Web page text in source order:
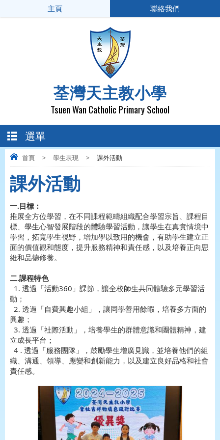
荃灣天主教小學
Tsuen Wan Catholic Primary School
主頁 聯絡我們
選單
首頁 > 學生表現 > 課外活動
課外活動
一.目標：
推展全方位學習，在不同課程範疇組織配合學習宗旨、課程目
標、學生心智發展階段的體驗學習活動，讓學生在真實情境中
學習，拓寬學生視野，增加學以致用的機會，有助學生建立正
面的價值觀和態度，提升服務精神和責任感，以及培養正向思
維和品德修養。
二.課程特色
1. 透過「活動360」課節，讓全校師生共同體驗多元學習活
動；
2. 透過「自費興趣小組」，讓同學善用餘暇，培養多方面的
興趣；
3. 透過「社際活動」，培養學生的群體意識和團體精神，建
立成長平台；
4 . 透過「服務團隊」，鼓勵學生增廣見識，並培養他們的組
織、溝通、領導、應變和創新能力，以及建立良好品格和社會
責任感。